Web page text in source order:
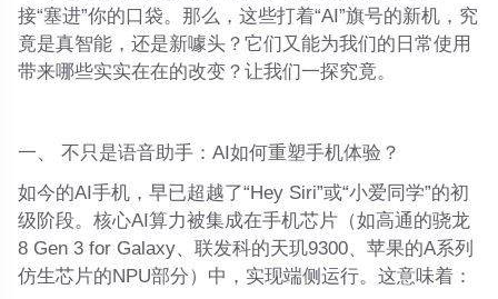
接“塞进”你的口袋。那么，这些打着“AI”旗号的新机，究
竟是真智能，还是新噱头？它们又能为我们的日常使用
带来哪些实实在在的改变？让我们一探究竟。
一、 不只是语音助手：AI如何重塑手机体验？
如今的AI手机，早已超越了“Hey Siri”或“小爱同学”的初
级阶段。核心AI算力被集成在手机芯片（如高通的骁龙
8 Gen 3 for Galaxy、联发科的天玑9300、苹果的A系列
仿生芯片的NPU部分）中，实现端侧运行。这意味着：